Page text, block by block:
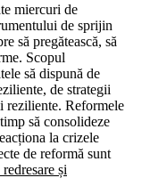
miercuri de
de sprijin
să pregătească, să
Scopul
să dispună de
de strategii
reziliente. Reformele
să consolideze
la crizele
de reformă sunt
și